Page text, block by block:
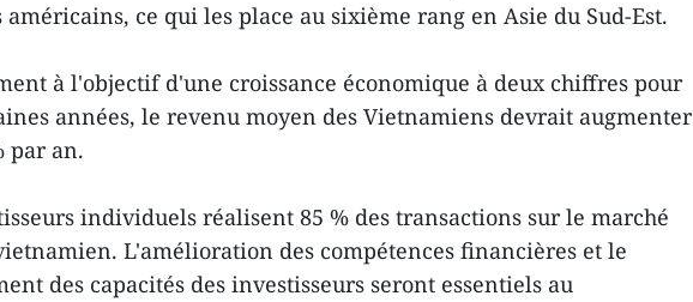
américains, ce qui les place au sixième rang en Asie du Sud-Est.
à l'objectif d'une croissance économique à deux chiffres pour
années, le revenu moyen des Vietnamiens devrait augmenter
par an.
individuels réalisent 85 % des transactions sur le marché
L'amélioration des compétences financières et le
des capacités des investisseurs seront essentiels au